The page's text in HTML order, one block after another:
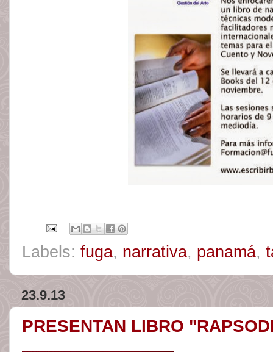
Labels: fuga, narrativa, panamá,
23.9.13
PRESENTAN LIBRO